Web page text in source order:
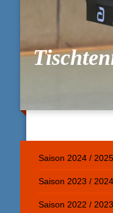
Saison 2024 / 2025
Saison 2023 / 2024
Saison 2022 / 2023